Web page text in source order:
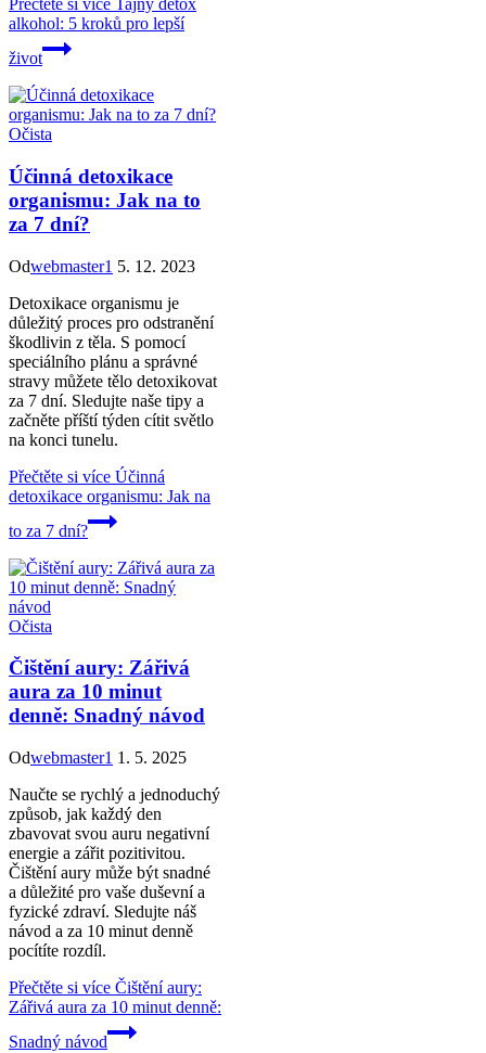
Přečtěte si více Tajný detox
alkohol: 5 kroků pro lepší
život
Očista
Účinná detoxikace
organismu: Jak na to
za 7 dní?
Odwebmaster1 5. 12. 2023
Detoxikace organismu je
důležitý proces pro odstranění
škodlivin z těla. S pomocí
speciálního plánu a správné
stravy můžete tělo detoxikovat
za 7 dní. Sledujte naše tipy a
začněte příští týden cítit světlo
na konci tunelu.
Přečtěte si více Účinná
detoxikace organismu: Jak na
to za 7 dní?
Očista
Čištění aury: Zářivá
aura za 10 minut
denně: Snadný návod
Odwebmaster1 1. 5. 2025
Naučte se rychlý a jednoduchý
způsob, jak každý den
zbavovat svou auru negativní
energie a zářit pozitivitou.
Čištění aury může být snadné
a důležité pro vaše duševní a
fyzické zdraví. Sledujte náš
návod a za 10 minut denně
pocítíte rozdíl.
Přečtěte si více Čištění aury:
Zářivá aura za 10 minut denně:
Snadný návod